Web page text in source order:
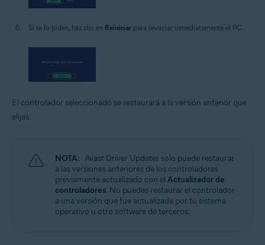
Si te lo piden, haz clic en Reiniciar para reiniciar inmediatamente el PC.
El controlador seleccionado se restaurará a la versión anterior que
elijas.
NOTA: Avast Driver Updater solo puede restaurar
a las versiones anteriores de los controladores
previamente actualizado con el Actualizador de
controladores. No puedes restaurar el controlador
a una versión que fue actualizada por tu sistema
operativo u otro software de terceros.